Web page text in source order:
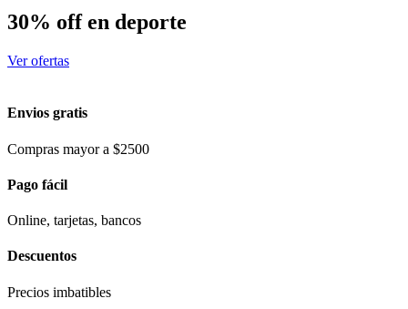
30% off en deporte
Ver ofertas
Envios gratis
Compras mayor a $2500
Pago fácil
Online, tarjetas, bancos
Descuentos
Precios imbatibles